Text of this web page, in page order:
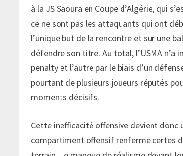
à la JS Saoura en Coupe d’Algérie, qui
ce ne sont pas les attaquants qui ont
l’unique but de la rencontre et sur une
défendre son titre. Au total, l’USMA
penalty et l’autre par le biais d’un
pourtant de plusieurs joueurs réputés
moments décisifs.
Cette inefficacité offensive devient donc
compartiment offensif renferme certes